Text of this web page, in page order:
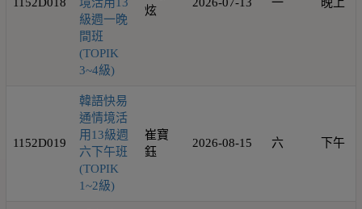
1152D018
境活用13
級週一晚
間班
(TOPIK
3~4級)
炫
2026-07-13 一 晚上
1152D019
韓語快易
通情境活
用13級週
六下午班
(TOPIK
1~2級)
崔寶
鈺
2026-08-15 六 下午